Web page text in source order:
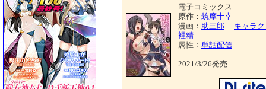
電子コミックス
原作： 筑摩十幸
漫画： 助三郎
キャラ
裡精
属性： 単話配信
2021/3/26発売